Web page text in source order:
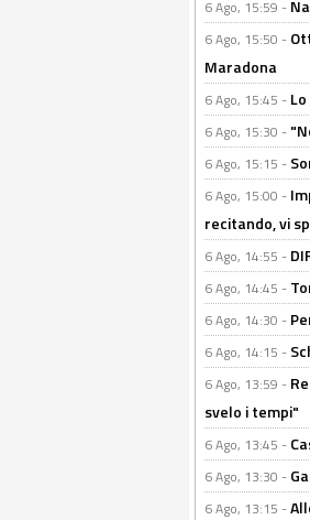
6 Ago, 15:59 -
6 Ago, 15:50 -
Maradona
6 Ago, 15:45 -
6 Ago, 15:30 -
6 Ago, 15:15 -
6 Ago, 15:00 -
recitando, vi
6 Ago, 14:55 -
6 Ago, 14:45 -
6 Ago, 14:30 -
6 Ago, 14:15 -
6 Ago, 13:59 -
svelo i tempi"
6 Ago, 13:45 -
6 Ago, 13:30 -
6 Ago, 13:15 -